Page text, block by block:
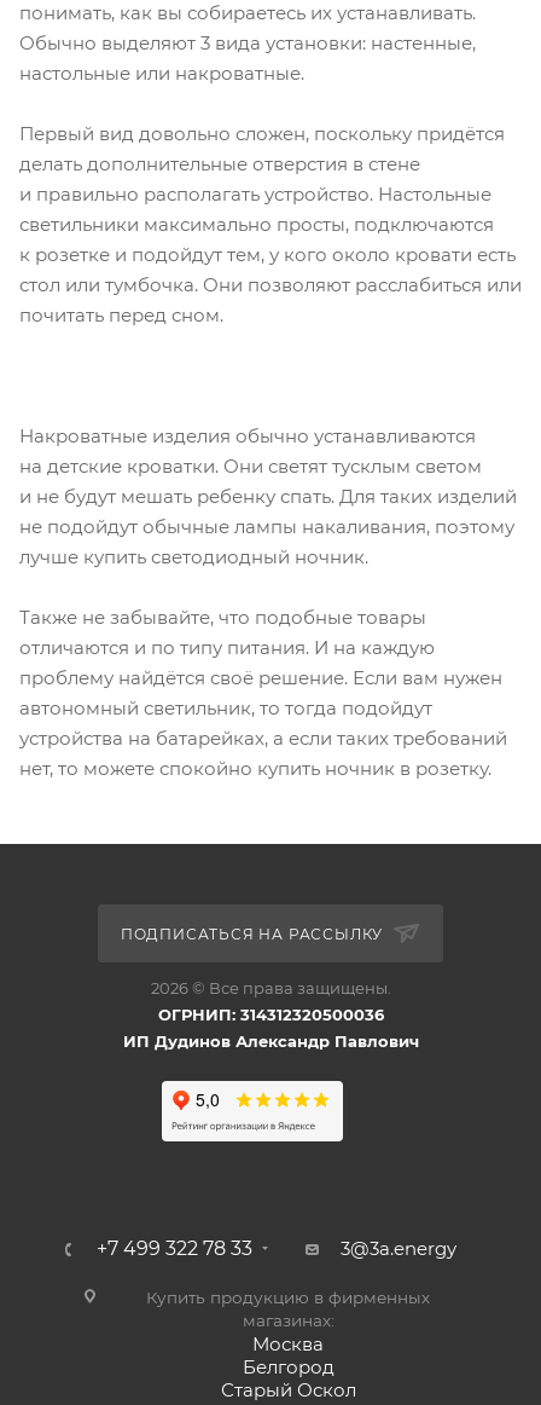
понимать, как вы собираетесь их устанавливать.
Обычно выделяют 3 вида установки: настенные,
настольные или накроватные.
Первый вид довольно сложен, поскольку придётся
делать дополнительные отверстия в стене
и правильно располагать устройство. Настольные
светильники максимально просты, подключаются
к розетке и подойдут тем, у кого около кровати есть
стол или тумбочка. Они позволяют расслабиться или
почитать перед сном.
Накроватные изделия обычно устанавливаются
на детские кроватки. Они светят тусклым светом
и не будут мешать ребенку спать. Для таких изделий
не подойдут обычные лампы накаливания, поэтому
лучше купить светодиодный ночник.
Также не забывайте, что подобные товары
отличаются и по типу питания. И на каждую
проблему найдётся своё решение. Если вам нужен
автономный светильник, то тогда подойдут
устройства на батарейках, а если таких требований
нет, то можете спокойно купить ночник в розетку.
ПОДПИСАТЬСЯ НА РАССЫЛКУ
2026 © Все права защищены.
ОГРНИП: 314312320500036
ИП Дудинов Александр Павлович
+7 499 322 78 33 3@3a.energy
Купить продукцию в фирменных
магазинах:
Москва
Белгород
Старый Оскол